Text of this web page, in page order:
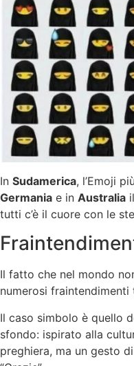
In Sudamerica, l’Emoji
Germania e in Australia
tutti c’è il cuore con le
Il fatto che nel mondo
numerosi
Il caso simbolo è quello
sfondo: ispirato alla
preghiera, ma un gesto